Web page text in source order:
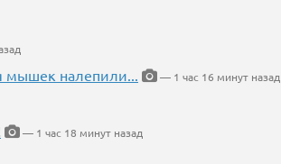
мышек налепили...
— 1 час 16 минут назад
— 1 час 18 минут назад